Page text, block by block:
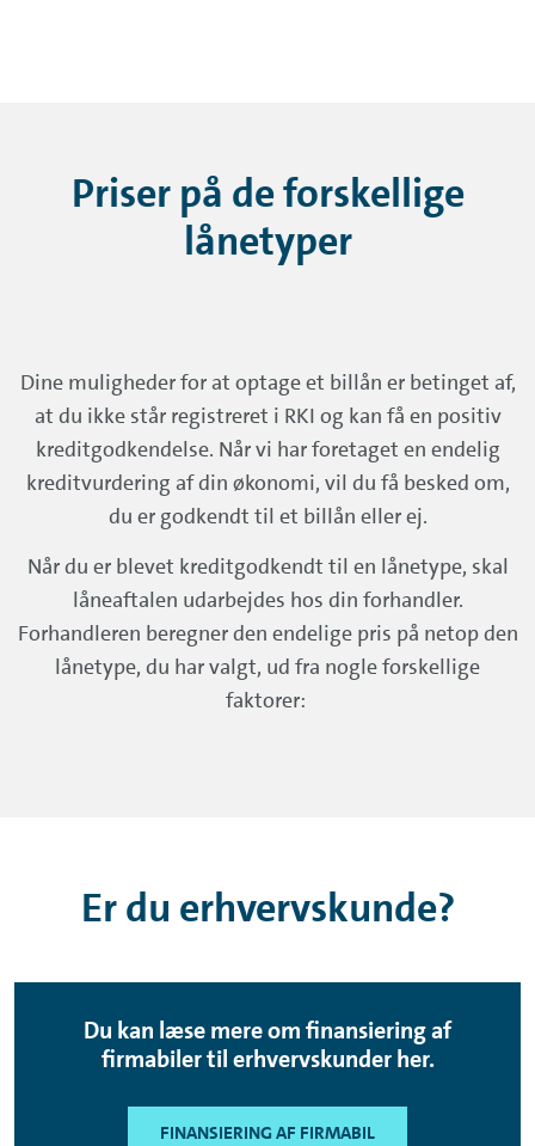
Priser på de forskellige
lånetyper
Dine muligheder for at optage et billån er betinget af,
at du ikke står registreret i RKI og kan få en positiv
kreditgodkendelse. Når vi har foretaget en endelig
kreditvurdering af din økonomi, vil du få besked om,
du er godkendt til et billån eller ej.
Når du er blevet kreditgodkendt til en lånetype, skal
låneaftalen udarbejdes hos din forhandler.
Forhandleren beregner den endelige pris på netop den
lånetype, du har valgt, ud fra nogle forskellige
faktorer:
Er du erhvervskunde?
Du kan læse mere om finansiering af
firmabiler til erhvervskunder her.
FINANSIERING AF FIRMABIL